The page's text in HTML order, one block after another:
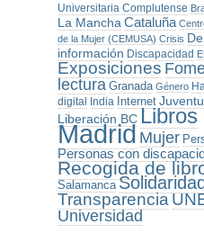
Universitaria Complutense
La Mancha Cataluña
de la Mujer (CEMUSA) Crisis
información Discapacidad
Exposiciones
lectura Granada Género
digital
India Internet
Liberación BCLibros
Madrid Mujer
Personas con
Recogida de
Salamanca
Transparencia
Universidad